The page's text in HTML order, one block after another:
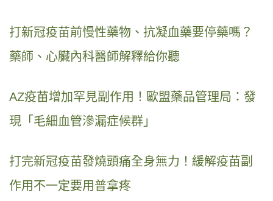
打新冠疫苗前慢性藥物、抗凝血藥要停藥嗎？
藥師、心臟內科醫師解釋給你聽
AZ疫苗增加罕見副作用！歐盟藥品管理局：發
現「毛細血管滲漏症候群」
打完新冠疫苗發燒頭痛全身無力！緩解疫苗副
作用不一定要用普拿疼